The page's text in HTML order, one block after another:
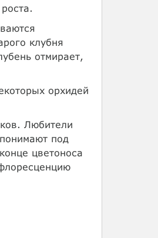
клубня
отмирает,
орхидей
Любители
под
цветоноса